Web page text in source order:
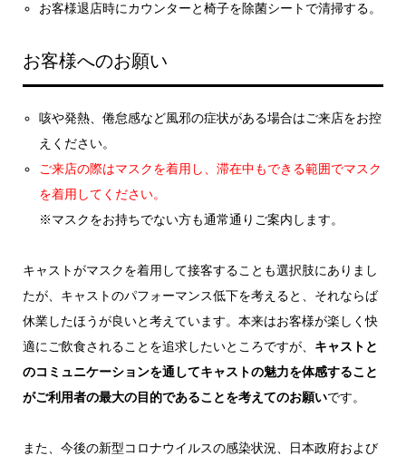
お客様退店時にカウンターと椅子を除菌シートで清掃する。
お客様へのお願い
咳や発熱、倦怠感など風邪の症状がある場合はご来店をお控
えください。
ご来店の際はマスクを着用し、滞在中もできる範囲でマスク
を着用してください。
※マスクをお持ちでない方も通常通りご案内します。
キャストがマスクを着用して接客することも選択肢にありまし
たが、キャストのパフォーマンス低下を考えると、それならば
休業したほうが良いと考えています。本来はお客様が楽しく快
適にご飲食されることを追求したいところですが、 キャストと
のコミュニケーションを通してキャストの魅力を体感すること
がご利用者の最大の目的であることを考えてのお願いです。
また、今後の新型コロナウイルスの感染状況、日本政府および